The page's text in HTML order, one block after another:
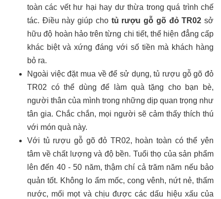
toàn các vết hư hại hay dư thừa trong quá trình chế
tác. Điều này giúp cho tủ rượu gỗ gõ đỏ TR02 sở
hữu độ hoàn hảo trên từng chi tiết, thể hiện đẳng cấp
khác biệt và xứng đáng với số tiền mà khách hàng
bỏ ra.
Ngoài việc đặt mua về để sử dụng, tủ rượu gỗ gõ đỏ
TR02 có thể dùng để làm quà tặng cho bạn bè,
người thân của mình trong những dịp quan trọng như
tân gia. Chắc chắn, mọi người sẽ cảm thấy thích thú
với món quà này.
Với tủ rượu gỗ gõ đỏ TR02, hoàn toàn có thể yên
tâm về chất lượng và độ bền. Tuổi thọ của sản phẩm
lên đến 40 - 50 năm, thậm chí cả trăm năm nếu bảo
quản tốt. Không lo ẩm mốc, cong vênh, nứt nẻ, thấm
nước, mối mọt và chịu được các dấu hiệu xấu của